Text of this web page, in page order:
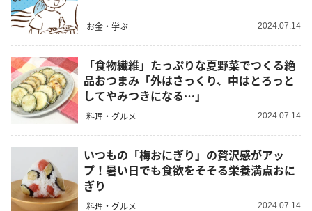
お金・学ぶ 2024.07.14
「食物繊維」たっぷりな夏野菜でつくる絶
品おつまみ「外はさっくり、中はとろっと
してやみつきになる…」
料理・グルメ 2024.07.14
いつもの「梅おにぎり」の贅沢感がアッ
プ！暑い日でも食欲をそそる栄養満点おに
ぎり
料理・グルメ 2024.07.14